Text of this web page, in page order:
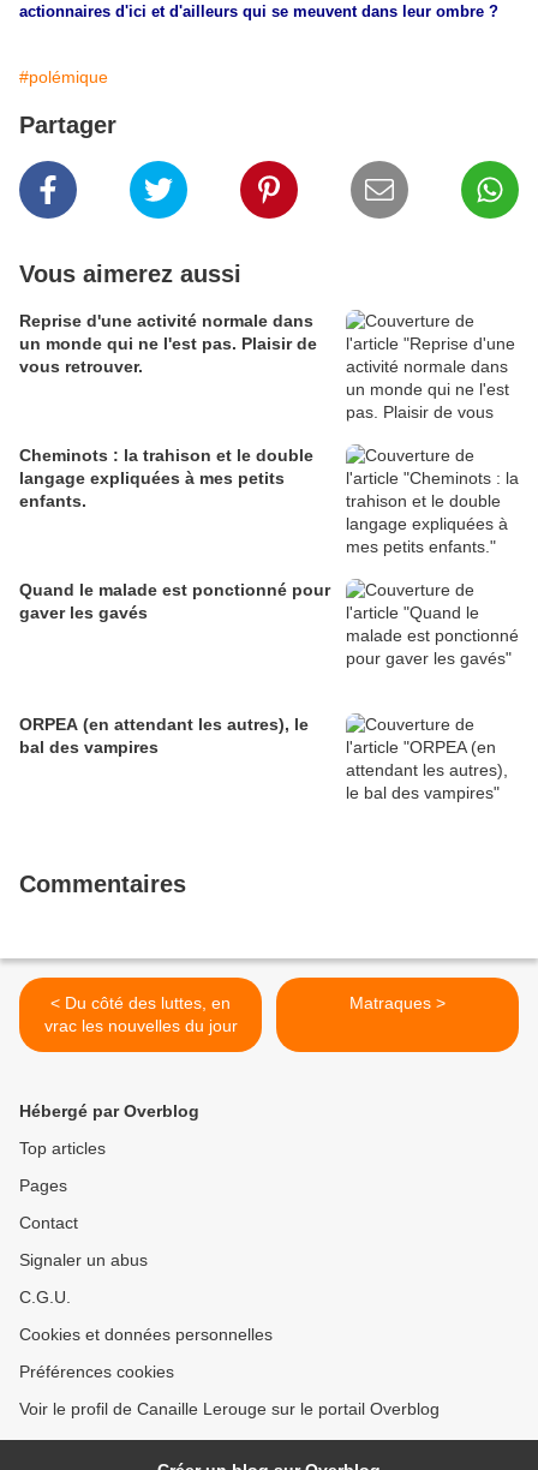
actionnaires d'ici et d'ailleurs qui se meuvent dans leur ombre ?
#polémique
Partager
Vous aimerez aussi
Reprise d'une activité normale dans
un monde qui ne l'est pas. Plaisir de
vous retrouver.
Cheminots : la trahison et le double
langage expliquées à mes petits
enfants.
Quand le malade est ponctionné pour
gaver les gavés
ORPEA (en attendant les autres), le
bal des vampires
Commentaires
< Du côté des luttes, en
vrac les nouvelles du jour
Matraques >
Hébergé par Overblog
Top articles
Pages
Contact
Signaler un abus
C.G.U.
Cookies et données personnelles
Préférences cookies
Voir le profil de Canaille Lerouge sur le portail Overblog